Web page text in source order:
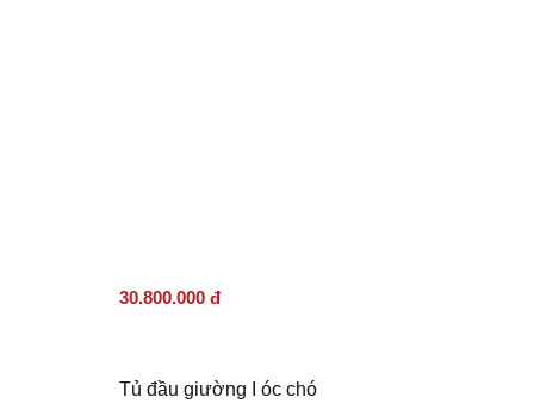
30.800.000 đ
Tủ đầu giường I óc chó